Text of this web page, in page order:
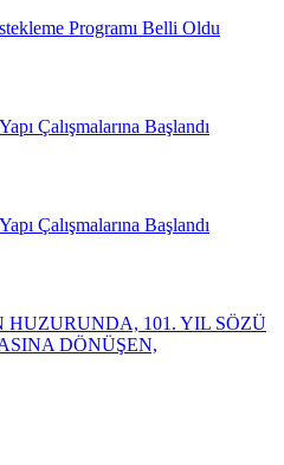
Programı Belli Oldu
Çalışmalarına Başlandı
Çalışmalarına Başlandı
HUZURUNDA, 101. YIL SÖZÜ
DÖNÜŞEN,